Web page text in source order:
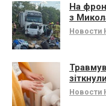
На
з
Новости
Новости